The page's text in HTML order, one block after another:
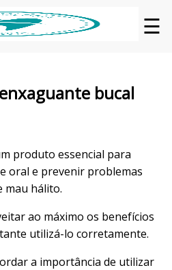
☰
bucal
produto essencial para
oral e prevenir problemas
mau hálito.
ao máximo os benefícios
utilizá-lo corretamente.
a importância de utilizar